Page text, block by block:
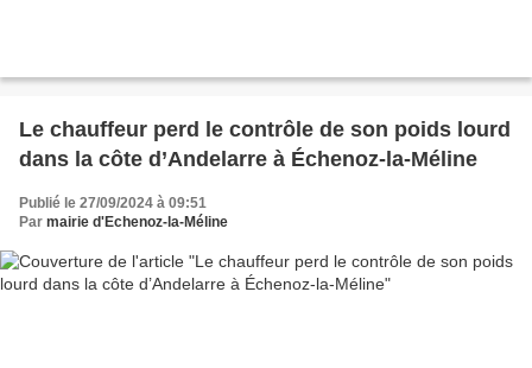
Le chauffeur perd le contrôle de son poids lourd
dans la côte d’Andelarre à Échenoz-la-Méline
Publié le 27/09/2024 à 09:51
Par mairie d'Echenoz-la-Méline